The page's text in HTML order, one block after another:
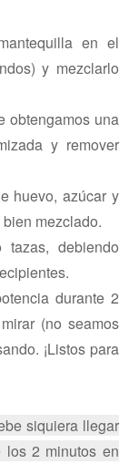
en el
y mezclarlo
obtengamos una
y remover
huevo, azúcar y
mezclado.
debiendo
durante 2
(no seamos
¡Listos para
siquiera llegar
los 2 minutos en